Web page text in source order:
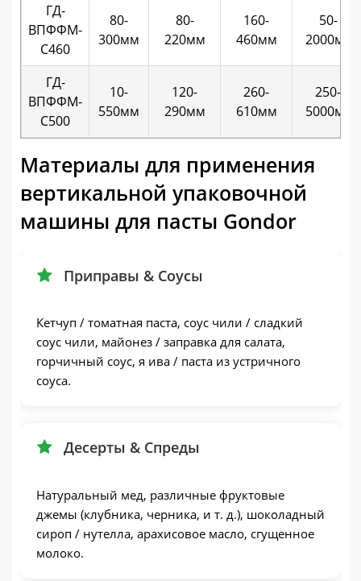
ГД-
ВПФФМ-
С460
80-
300мм
80-
220мм
160-
460мм
50-
2000мл
ГД-
ВПФФМ-
С500
10-
550мм
120-
290мм
260-
610мм
250-
5000мл
Материалы для применения
вертикальной упаковочной
машины для пасты Gondor
Приправы & Соусы
Кетчуп / томатная паста, соус чили / сладкий
соус чили, майонез / заправка для салата,
горчичный соус, я ива / паста из устричного
соуса.
Десерты & Спреды
Натуральный мед, различные фруктовые
джемы (клубника, черника, и т. д.), шоколадный
сироп / нутелла, арахисовое масло, сгущенное
молоко.